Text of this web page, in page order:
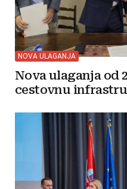
NOVA ULAGANJA
Nova ulaganja od
cestovnu